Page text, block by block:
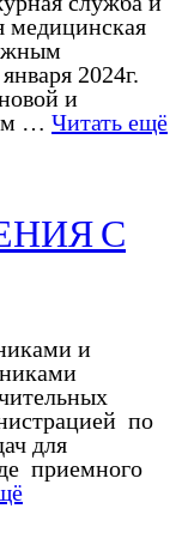
медицинская
2024г.
и
… Читать ещё
С
и
по
для
приемного